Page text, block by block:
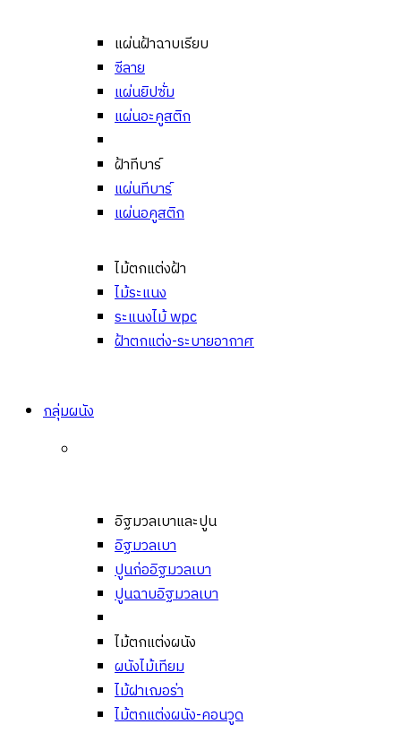
แผ่นฝ้าฉาบเรียบ
ซีลาย
แผ่นยิปซั่ม
แผ่นอะคูสติก
ฝ้าทีบาร์
แผ่นทีบาร์
แผ่นอคูสติก
ไม้ตกแต่งฝ้า
ไม้ระแนง
ระแนงไม้ wpc
ฝ้าตกแต่ง-ระบายอากาศ
กลุ่มผนัง
อิฐมวลเบาและปูน
อิฐมวลเบา
ปูนก่ออิฐมวลเบา
ปูนฉาบอิฐมวลเบา
ไม้ตกแต่งผนัง
ผนังไม้เทียม
ไม้ฝาเฌอร่า
ไม้ตกแต่งผนัง-คอนวูด